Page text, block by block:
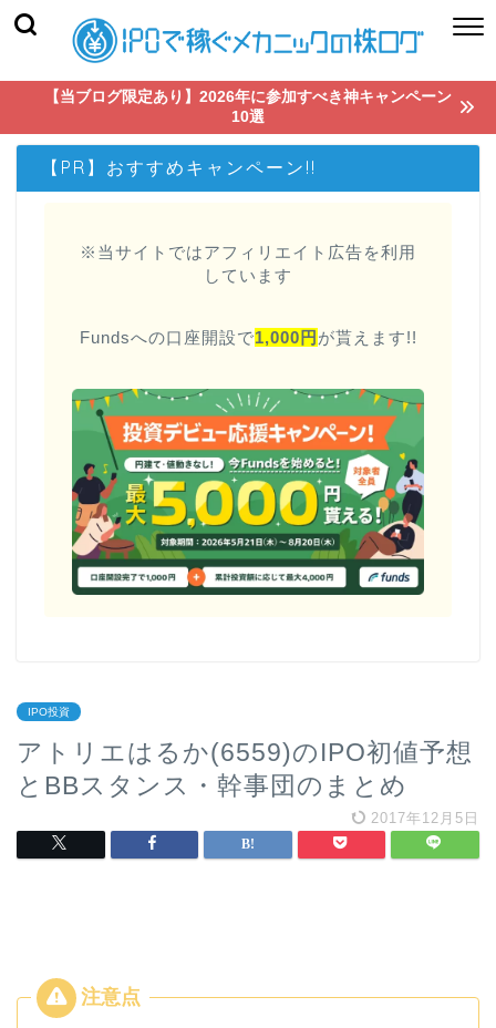
【当ブログ限定あり】2026年に参加すべき神キャンペーン
10選
【PR】おすすめキャンペーン!!
※当サイトではアフィリエイト広告を利用
しています
Fundsへの口座開設で1,000円 が貰えます!!
IPO投資
アトリエはるか(6559)のIPO初値予想
とBBスタンス・幹事団のまとめ
2017年12月5日